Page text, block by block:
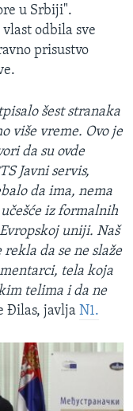
u Srbiji".
odbila sve
prisustvo
šest stranaka
više vreme. Ovo je
da su ovde
Javni servis,
da ima, nema
iz formalnih
uniji. Naš
da se ne slaže
tela koja
telima i da ne
Đilas, javlja N1.